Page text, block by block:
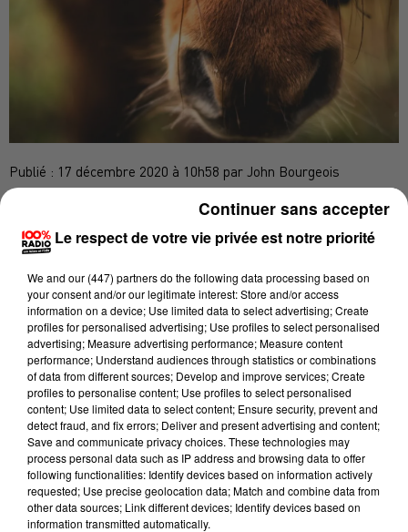
Publié : 17 décembre 2020 à 10h58 par John Bourgeois
L'ANIMAL SE SERAIT ÉCHAPPÉ DE SON ENCLOS.
LE CONDUCTEUR DU VÉHICULE EST SAIN ET
Le choc se serait produit peu avant 6 heures ce jeudi
17 décembre sur la D914 à hauteur de la sortie 7 entre
Elne et Argelès-sur-Mer. Un poney et un cheval se
sont échappés de leur enclos, avant de surgir sur la
route. Ils ont d'abord été touchés par le rétroviseur
d'un premier véhicule, avant que le second ne puisse
éviter le poney. Un choc impressionnant qui a été
fatal pour l'équidé. Le conducteur s'en est sorti
indemne, tout comme le cheval qui lui a échappé au
Le respect de votre vie privée est notre priorité
We and our (447) partnersdo the following data processing based on
your consent and/or our legitimate interest: Store and/or access
information on a device; Use limited data to select advertising; Create
profiles for personalised advertising; Use profiles to select personalised
advertising; Measure advertising performance; Measure content
performance; Understand audiences through statistics or combinations
of data from different sources; Develop and improve services; Create
profiles to personalise content; Use profiles to select personalised
content; Use limited data to select content; Ensure security, prevent and
detect fraud, and fix errors; Deliver and present advertising and content;
Save and communicate privacy choices. These technologies may
process personal data such as IP address and browsing data to offer
following functionalities: Identify devices based on information actively
requested; Use precise geolocation data; Match and combine data from
other data sources; Link different devices; Identify devices based on
information transmitted automatically.
Continuer sans accepter